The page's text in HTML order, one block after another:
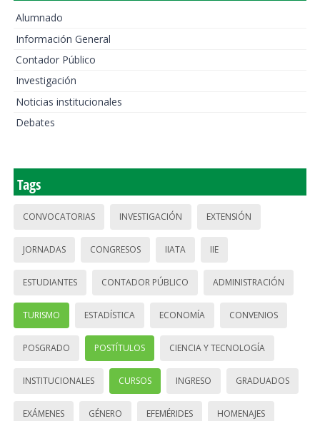
Alumnado
Información General
Contador Público
Investigación
Noticias institucionales
Debates
Tags
CONVOCATORIAS INVESTIGACIÓN EXTENSIÓN
JORNADAS CONGRESOS IIATA IIE
ESTUDIANTES CONTADOR PÚBLICO ADMINISTRACIÓN
TURISMO ESTADÍSTICA ECONOMÍA CONVENIOS
POSGRADO POSTÍTULOS CIENCIA Y TECNOLOGÍA
INSTITUCIONALES CURSOS INGRESO GRADUADOS
EXÁMENES GÉNERO EFEMÉRIDES HOMENAJES